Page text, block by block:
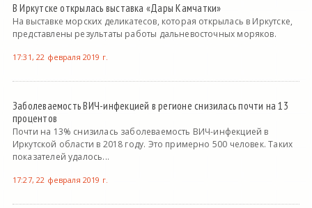
В Иркутске открылась выставка «Дары Камчатки»
На выставке морских деликатесов, которая открылась в Иркутске,
представлены результаты работы дальневосточных моряков.
17:31, 22 февраля 2019 г.
Заболеваемость ВИЧ-инфекцией в регионе снизилась почти на 13
процентов
Почти на 13% снизилась заболеваемость ВИЧ-инфекцией в
Иркутской области в 2018 году. Это примерно 500 человек. Таких
показателей удалось...
17:27, 22 февраля 2019 г.